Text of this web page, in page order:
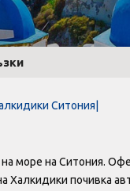
Ситония|
море на Ситония.
Халкидики почивка